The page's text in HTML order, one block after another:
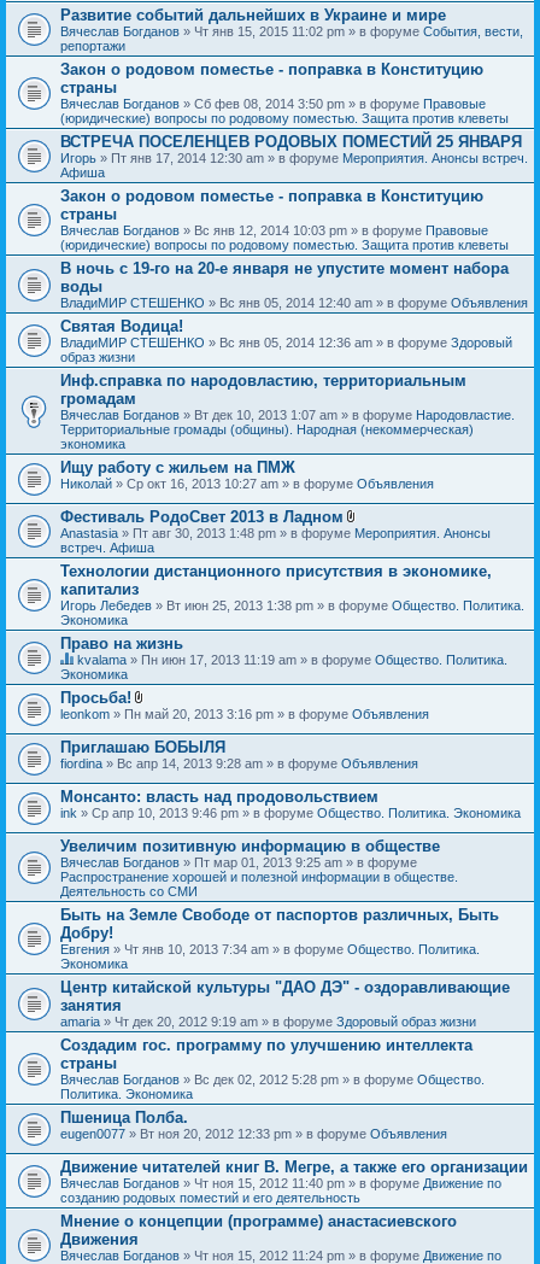
Развитие событий дальнейших в Украине и мире
Вячеслав Богданов » Чт янв 15, 2015 11:02 pm » в форуме События, вести,
репортажи
Закон о родовом поместье - поправка в Конституцию
страны
Вячеслав Богданов » Сб фев 08, 2014 3:50 pm » в форуме Правовые
(юридические) вопросы по родовому поместью. Защита против клеветы
ВСТРЕЧА ПОСЕЛЕНЦЕВ РОДОВЫХ ПОМЕСТИЙ 25 ЯНВАРЯ
Игорь » Пт янв 17, 2014 12:30 am » в форуме Мероприятия. Анонсы встреч.
Афиша
Закон о родовом поместье - поправка в Конституцию
страны
Вячеслав Богданов » Вс янв 12, 2014 10:03 pm » в форуме Правовые
(юридические) вопросы по родовому поместью. Защита против клеветы
В ночь с 19-го на 20-е января не упустите момент набора
воды
ВладиМИР СТЕШЕНКО » Вс янв 05, 2014 12:40 am » в форуме Объявления
Святая Водица!
ВладиМИР СТЕШЕНКО » Вс янв 05, 2014 12:36 am » в форуме Здоровый
образ жизни
Инф.справка по народовластию, территориальным
громадам
Вячеслав Богданов » Вт дек 10, 2013 1:07 am » в форуме Народовластие.
Территориальные громады (общины). Народная (некоммерческая)
экономика
Ищу работу с жильем на ПМЖ
Николай » Ср окт 16, 2013 10:27 am » в форуме Объявления
Фестиваль РодоСвет 2013 в Ладном
В
о
ж
н
и
я
Anastasia » Пт авг 30, 2013 1:48 pm » в форуме Мероприятия. Анонсы
встреч. Афиша
Технологии дистанционного присутствия в экономике,
капитализ
Игорь Лебедев » Вт июн 25, 2013 1:38 pm » в форуме Общество. Политика.
Экономика
Право на жизнь
Д
а
н
н
я
т
е
м
а
с
о
д
е
р
ж
и
т
о
п
р
о
с
.
kvalama » Пн июн 17, 2013 11:19 am » в форуме Общество. Политика.
Экономика
Просьба!
В
о
ж
е
н
и
я
leonkom » Пн май 20, 2013 3:16 pm » в форуме Объявления
Приглашаю БОБЫЛЯ
fiordina » Вс апр 14, 2013 9:28 am » в форуме Объявления
Монсанто: власть над продовольствием
ink » Ср апр 10, 2013 9:46 pm » в форуме Общество. Политика. Экономика
Увеличим позитивную информацию в обществе
Вячеслав Богданов » Пт мар 01, 2013 9:25 am » в форуме
Распространение хорошей и полезной информации в обществе.
Деятельность со СМИ
Быть на Земле Свободе от паспортов различных, Быть
Добру!
Евгения » Чт янв 10, 2013 7:34 am » в форуме Общество. Политика.
Экономика
Центр китайской культуры "ДАО ДЭ" - оздоравливающие
занятия
amaria » Чт дек 20, 2012 9:19 am » в форуме Здоровый образ жизни
Создадим гос. программу по улучшению интеллекта
страны
Вячеслав Богданов » Вс дек 02, 2012 5:28 pm » в форуме Общество.
Политика. Экономика
Пшеница Полба.
eugen0077 » Вт ноя 20, 2012 12:33 pm » в форуме Объявления
Движение читателей книг В. Мегре, а также его организации
Вячеслав Богданов » Чт ноя 15, 2012 11:40 pm » в форуме Движение по
созданию родовых поместий и его деятельность
Мнение о концепции (программе) анастасиевского
Движения
Вячеслав Богданов » Чт ноя 15, 2012 11:24 pm » в форуме Движение по